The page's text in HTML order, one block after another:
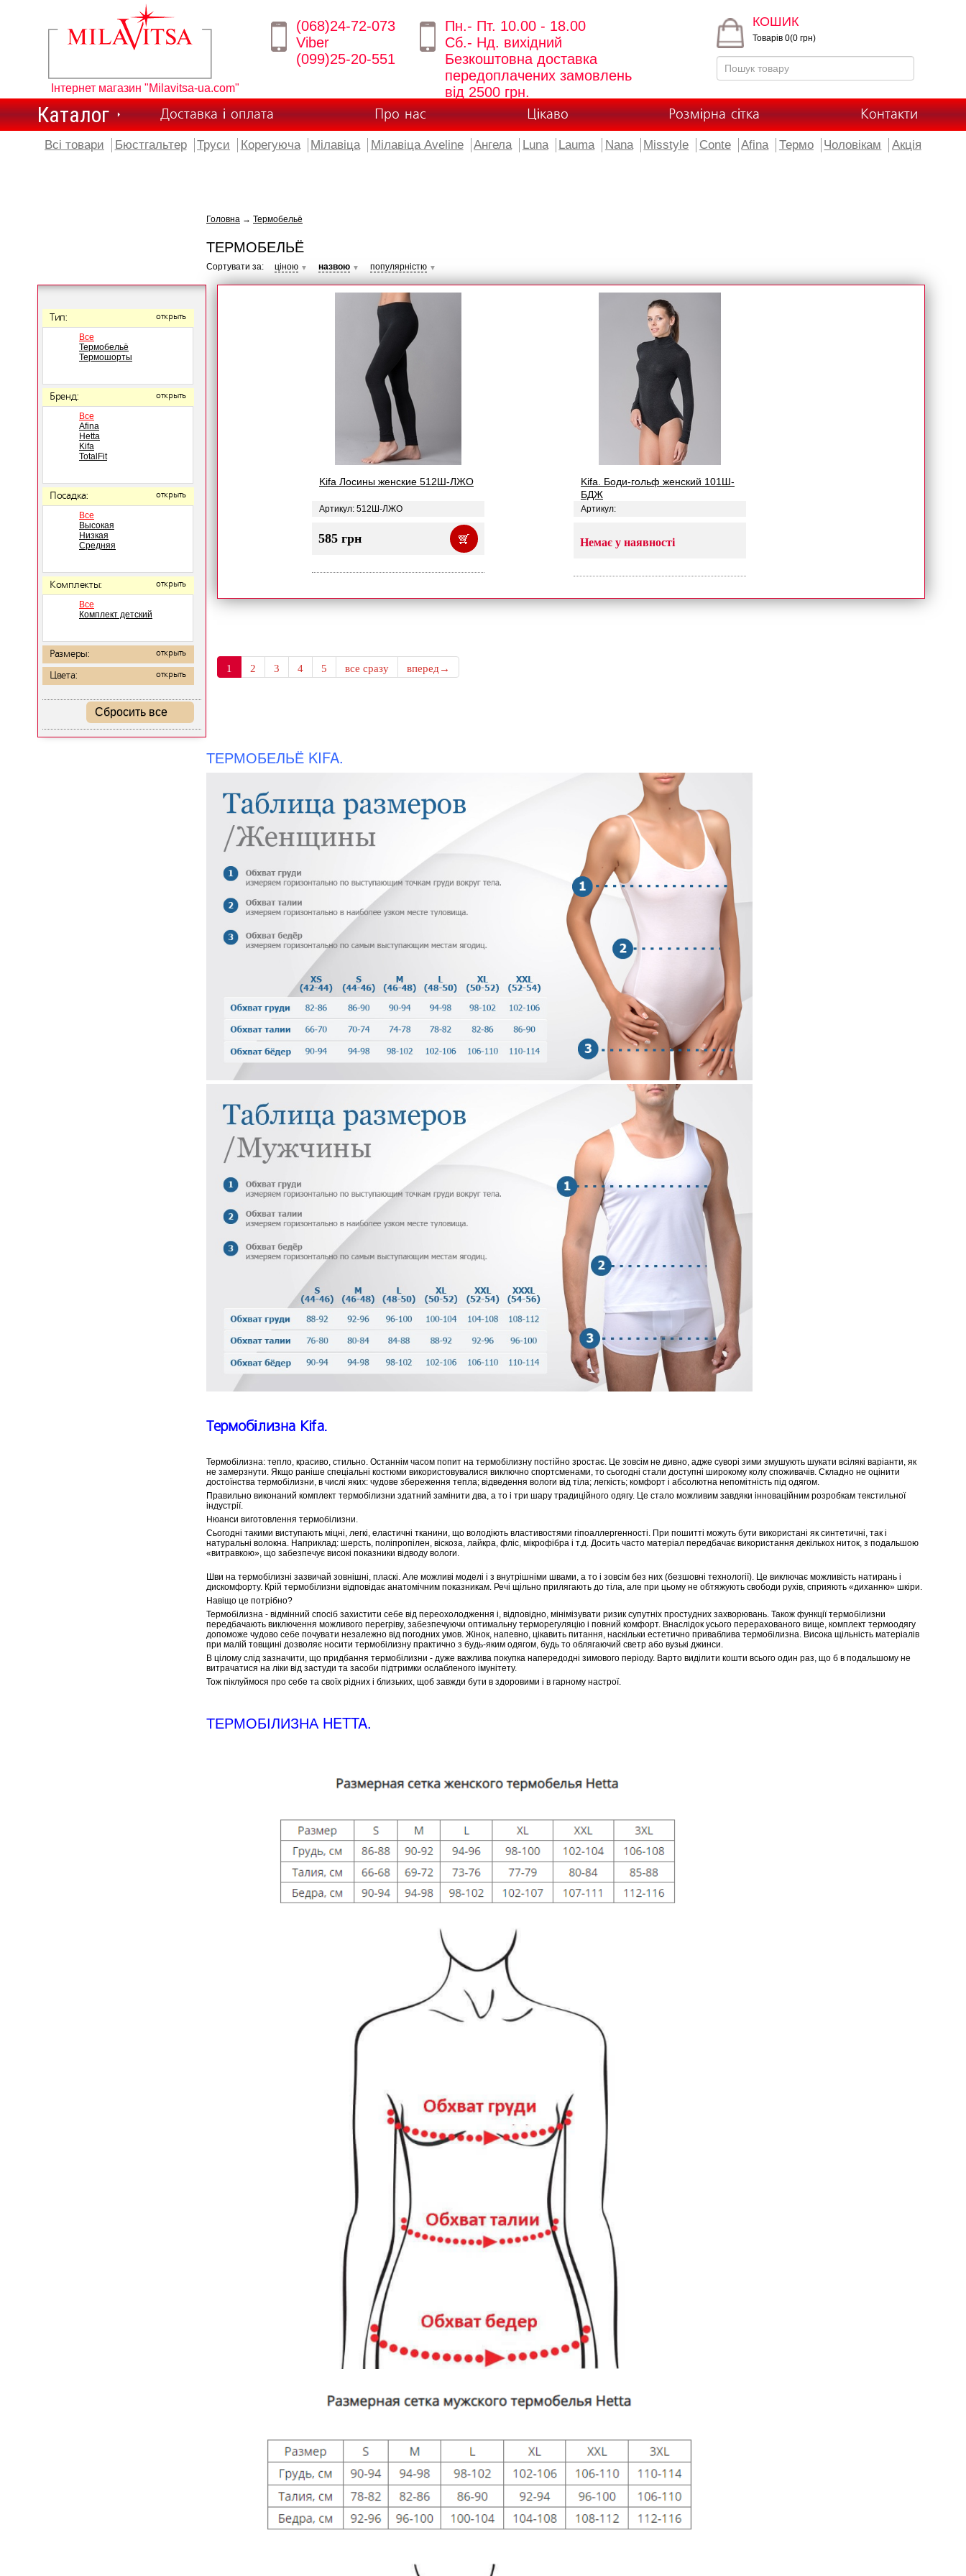
Інтернет магазин "Milavitsa-ua.com"
(068)24-72-073
Viber
(099)25-20-551
Пн.- Пт. 10.00 - 18.00
Сб.- Нд. вихідний
Безкоштовна доставка
передоплачених замовлень
від 2500 грн.
КОШИК
Товарів 0(0 грн)
Каталог Доставка і оплата Про нас Цікаво Розмірна сітка Контакти
Всі товари Бюстгальтер Труси Корегуюча Мілавіца Мілавіца Aveline Ангела Luna Lauma Nana Misstyle Conte Afina Термо Чоловікам Акція
Тип: открыть
Все
Термобельё
Термошорты
Бренд: открыть
Все
Afina
Hetta
Kifa
TotalFit
Посадка: открыть
Все
Высокая
Низкая
Средняя
Комплекты: открыть
Все
Комплект детский
Размеры: открыть
Цвета: открыть
Сбросить все
Головна → Термобельё
ТЕРМОБЕЛЬЁ
Сортувати за: ціною ▼ назвою ▼ популярністю ▼
Kifa Лосины женские 512Ш-ЛЖО
Артикул: 512Ш-ЛЖО
585 грн
Kifa. Боди-гольф женский 101Ш-
БДЖ
Артикул:
Немає у наявності
1 2 3 4 5 все сразу вперед→
ТЕРМОБЕЛЬЁ KIFA.
Термобілизна Kifa.
Термобілизна: тепло, красиво, стильно. Останнім часом попит на термобілизну постійно зростає. Це зовсім не дивно, адже суворі зими змушують шукати всілякі варіанти, як
не замерзнути. Якщо раніше спеціальні костюми використовувалися виключно спортсменами, то сьогодні стали доступні широкому колу споживачів. Складно не оцінити
достоїнства термобілизни, в числі яких: чудове збереження тепла; відведення вологи від тіла; легкість; комфорт і абсолютна непомітність під одягом.
Правильно виконаний комплект термобілизни здатний замінити два, а то і три шару традиційного одягу. Це стало можливим завдяки інноваційним розробкам текстильної
індустрії.
Нюанси виготовлення термобілизни.
Сьогодні такими виступають міцні, легкі, еластичні тканини, що володіють властивостями гіпоаллергенності. При пошитті можуть бути використані як синтетичні, так і
натуральні волокна. Наприклад: шерсть, поліпропілен, віскоза, лайкра, фліс, мікрофібра і т.д. Досить часто матеріал передбачає використання декількох ниток, з подальшою
«витравкою», що забезпечує високі показники відводу вологи.
Шви на термобілизні зазвичай зовнішні, пласкі. Але можливі моделі і з внутрішніми швами, а то і зовсім без них (безшовні технології). Це виключає можливість натирань і
дискомфорту. Крій термобілизни відповідає анатомічним показникам. Речі щільно прилягають до тіла, але при цьому не обтяжують свободи рухів, сприяють «диханню» шкіри.
Навіщо це потрібно?
Термобілизна - відмінний спосіб захистити себе від переохолодження і, відповідно, мінімізувати ризик супутніх простудних захворювань. Також функції термобілизни
передбачають виключення можливого перегріву, забезпечуючи оптимальну терморегуляцію і повний комфорт. Внаслідок усього перерахованого вище, комплект термоодягу
допоможе чудово себе почувати незалежно від погодних умов. Жінок, напевно, цікавить питання, наскільки естетично приваблива термобілизна. Висока щільність матеріалів
при малій товщині дозволяє носити термобілизну практично з будь-яким одягом, будь то облягаючий светр або вузькі джинси.
В цілому слід зазначити, що придбання термобілизни - дуже важлива покупка напередодні зимового періоду. Варто виділити кошти всього один раз, що б в подальшому не
витрачатися на ліки від застуди та засоби підтримки ослабленого імунітету.
Тож піклуймося про себе та своїх рідних і близьких, щоб завжди бути в здоровими і в гарному настрої.
ТЕРМОБІЛИЗНА HETTA.